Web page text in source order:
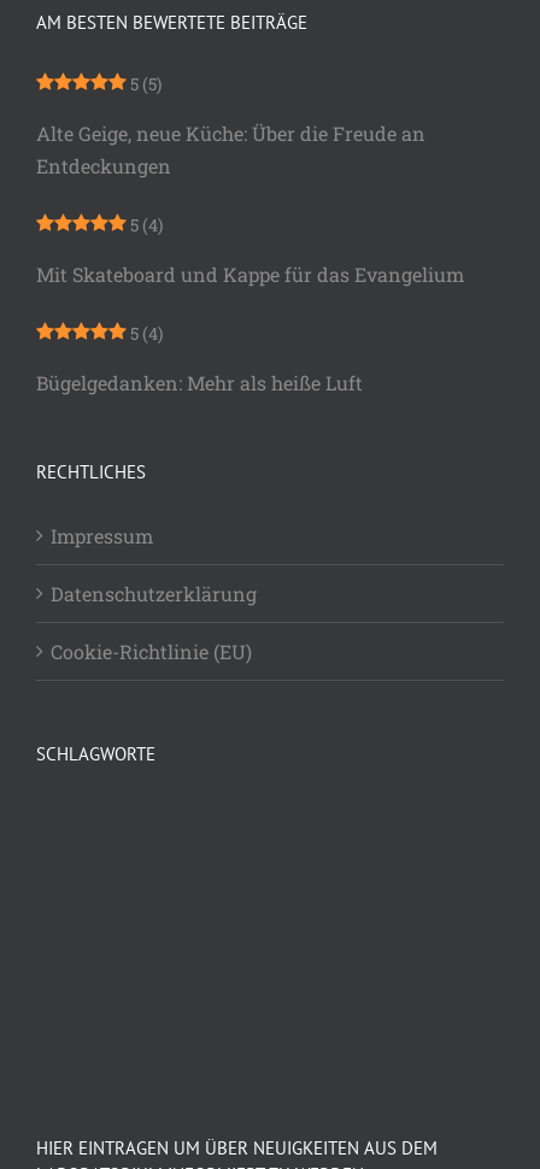
AM BESTEN BEWERTETE BEITRÄGE
5 (5)
Alte Geige, neue Küche: Über die Freude an
Entdeckungen
5 (4)
Mit Skateboard und Kappe für das Evangelium
5 (4)
Bügelgedanken: Mehr als heiße Luft
RECHTLICHES
Impressum
Datenschutzerklärung
Cookie-Richtlinie (EU)
SCHLAGWORTE
HIER EINTRAGEN UM ÜBER NEUIGKEITEN AUS DEM